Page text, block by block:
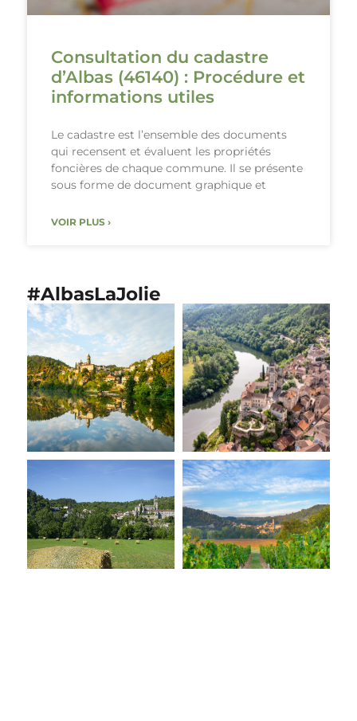
Consultation du cadastre
d’Albas (46140) : Procédure et
informations utiles
Le cadastre est l’ensemble des documents
qui recensent et évaluent les propriétés
foncières de chaque commune. Il se présente
sous forme de document graphique et
VOIR PLUS ›
#AlbasLaJolie